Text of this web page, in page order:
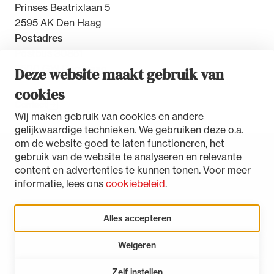
Deze website maakt gebruik van
cookies
Wij maken gebruik van cookies en andere
gelijkwaardige technieken. We gebruiken deze o.a.
om de website goed te laten functioneren, het
gebruik van de website te analyseren en relevante
content en advertenties te kunnen tonen. Voor meer
informatie, lees ons cookiebeleid.
Alles accepteren
Weigeren
Prinses Beatrixlaan 5
2595 AK Den Haag
Postadres
2500 GW Den Haag
Toegankelijkheidsverklaring
Disclaimer